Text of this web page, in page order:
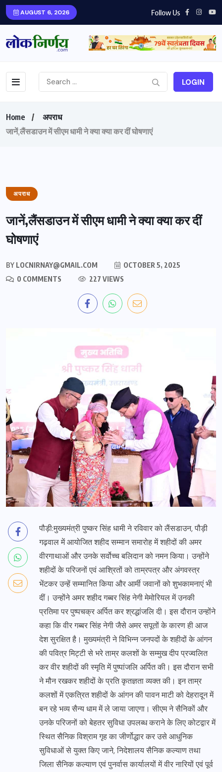
AUGUST 6, 2026 Follow Us
LOGIN
Home
अपराध
जानें,लैंसडाउन में सीएम धामी ने क्या क्या कर दीं घोषणाएं
अपराध
जानें,लैंसडाउन में सीएम धामी ने क्या क्या कर दीं
घोषणाएं
BY LOCNIRNAY@GMAIL.COM
OCTOBER 5, 2025
0 COMMENTS
227 VIEWS
पौड़ी:मुख्यमंत्री पुष्कर सिंह धामी ने रविवार को लैंसडाउन, पौड़ी
गढ़वाल में आयोजित शहीद सम्मान समारोह में शहीदों की अमर
वीरगाथाओं और उनके सर्वोच्च बलिदान को नमन किया। उन्होंने
शहीदों के परिजनों एवं आश्रितों को ताम्रपत्र और अंगवस्त्र
भेंटकर उन्हें सम्मानित किया और आर्मी जवानों को शुभकामनाएं भी
दीं। उन्होंने अमर शहीद गब्बर सिंह नेगी मेमोरियल में उनकी
प्रतिमा पर पुष्पचक्र अर्पित कर श्रद्धांजलि दी। इस दौरान उन्होंने
कहा कि वीर गब्बर सिंह नेगी जैसे अमर सपूतों के कारण ही आज
देश सुरक्षित है। मुख्यमंत्री ने विभिन्न जनपदों के शहीदों के आंगन
की पवित्र मिट्टी से भरे ताम्र कलशों के सम्मुख दीप प्रज्वलित
कर वीर शहीदों की स्मृति में पुष्पांजलि अर्पित की। इस दौरान सभी
ने मौन रखकर शहीदों के प्रति कृतज्ञता व्यक्त की। इन ताम्र
कलशों में एकत्रित शहीदों के आंगन की पावन माटी को देहरादून में
बन रहे भव्य सैन्य धाम में ले जाया जाएगा। सीएम ने सैनिकों और
उनके परिजनों को बेहतर सुविधा उपलब्ध कराने के लिए कोटद्वार में
स्थित सैनिक विश्राम गृह का जीर्णोद्धार कर उसे आधुनिक
सुविधाओं से युक्त किए जाने, निदेशालय सैनिक कल्याण तथा
जिला सैनिक कल्याण एवं पुनर्वास कार्यालयों में वीर नारियों एवं पूर्व